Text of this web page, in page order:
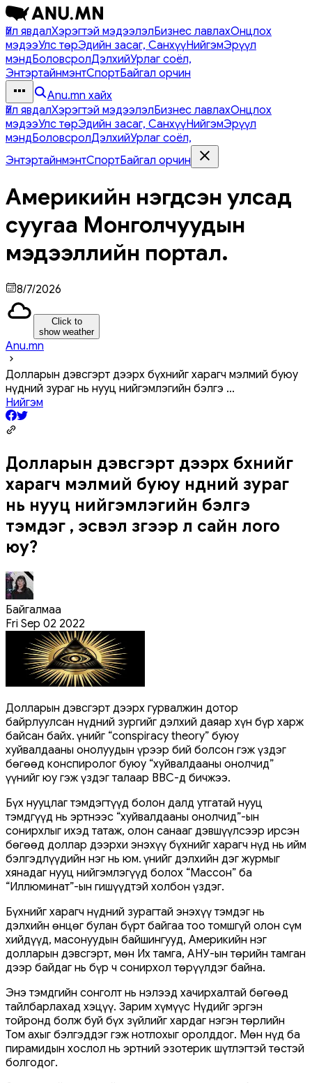
Үйл явдалХэрэгтэй мэдээлэлБизнес лавлахОнцлох
мэдээУлс төрЭдийн засаг, СанхүүНийгэмЭрүүл
мэндБоловсролДэлхийУрлаг соёл,
ЭнтэртайнмэнтСпортБайгал орчин
Anu.mn хайх
Үйл явдалХэрэгтэй мэдээлэлБизнес лавлахОнцлох
мэдээУлс төрЭдийн засаг, СанхүүНийгэмЭрүүл
мэндБоловсролДэлхийУрлаг соёл,
ЭнтэртайнмэнтСпортБайгал орчин
Америкийн нэгдсэн улсад
суугаа Монголчуудын
мэдээллийн портал.
8/7/2026
Click to
show weather
Anu.mn
Долларын дэвсгэрт дээрх бүхнийг харагч мэлмий буюу
нүдний зураг нь нууц нийгэмлэгийн бэлгэ ...
Нийгэм
Долларын дэвсгэрт дээрх бүхнийг
харагч мэлмий буюу нүдний зураг
нь нууц нийгэмлэгийн бэлгэ
тэмдэг үү, эсвэл зүгээр л сайн лого
юу?
Байгалмаа
Fri Sep 02 2022
Долларын дэвсгэрт дээрх гурвалжин дотор
байрлуулсан нүдний зургийг дэлхий даяар хүн бүр харж
байсан байх. Үүнийг “conspiracy theory” буюу
хуйвалдааны онолуудын үрээр бий болсон гэж үздэг
бөгөөд конспиролог буюу “хуйвалдааны онолчид”
үүнийг юу гэж үздэг талаар ВВС-д бичжээ.
Бүх нууцлаг тэмдэгтүүд болон далд утгатай нууц
тэмдгүүд нь эртнээс “хуйвалдааны онолчид”-ын
сонирхлыг ихэд татаж, олон санааг дэвшүүлсээр ирсэн
бөгөөд доллар дээрхи энэхүү бүхнийг харагч нүд нь ийм
бэлгэдлүүдийн нэг нь юм. Үүнийг дэлхийн дэг журмыг
хянадаг нууц нийгэмлэгүүд болох “Массон” ба
“Иллюминат”-ын гишүүдтэй холбон үздэг.
Бүхнийг харагч нүдний зурагтай энэхүү тэмдэг нь
дэлхийн өнцөг булан бүрт байгаа тоо томшгүй олон сүм
хийдүүд, масонуудын байшингууд, Америкийн нэг
долларын дэвсгэрт, мөн Их тамга, АНУ-ын төрийн тамган
дээр байдаг нь бүр ч сонирхол төрүүлдэг байна.
Энэ тэмдгийн сонголт нь нэлээд хачирхалтай бөгөөд
тайлбарлахад хэцүү. Зарим хүмүүс Нүдийг эргэн
тойронд болж буй бүх зүйлийг хардаг нэгэн төрлийн
Том ахыг бэлгэддэг гэж нотлохыг оролддог. Мөн нүд ба
пирамидын хослол нь эртний эзотерик шүтлэгтэй төстэй
болгодог.